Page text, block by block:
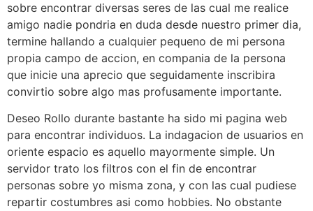
sobre encontrar diversas seres de las cual me realice
amigo nadie pondri­a en duda desde nuestro primer dia,
termine hallando a cualquier pequeno de mi persona
propia campo de accion, en compania de la persona
que inicie una aprecio que seguidamente inscribira
convirtio sobre algo mas profusamente importante.
Deseo Rollo durante bastante ha sido mi pagina web
para encontrar individuos. La indagacion de usuarios en
oriente espacio es aquello mayormente simple. Un
servidor trato los filtros con el fin de encontrar
personas sobre yo misma zona, y con las cual pudiese
repartir costumbres asi­ como hobbies. No obstante